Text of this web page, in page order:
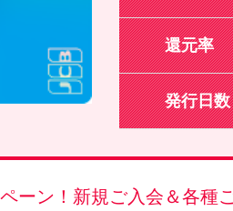
還元率
発行日数
ーン！新規ご入会＆各種